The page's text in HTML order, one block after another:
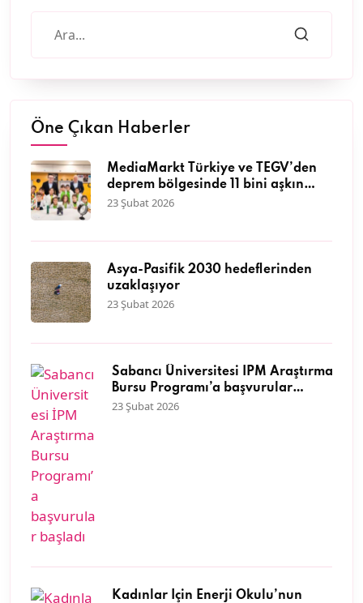
Öne Çıkan Haberler
MediaMarkt Türkiye ve TEGV’den
deprem bölgesinde 11 bini aşkın
çocuğa nitelikli eğitim desteği
23 Şubat 2026
Asya-Pasifik 2030 hedeflerinden
uzaklaşıyor
23 Şubat 2026
Sabancı Üniversitesi İPM Araştırma
Bursu Programı’a başvurular
başladı
23 Şubat 2026
Kadınlar İçin Enerji Okulu’nun